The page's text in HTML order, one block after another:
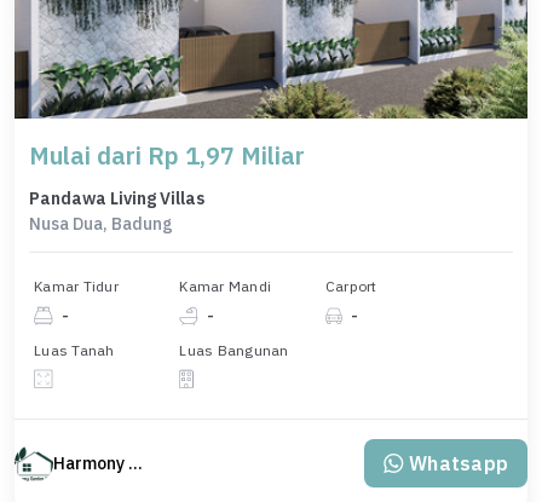
Mulai dari Rp 1,97 Miliar
Pandawa Living Villas
Nusa Dua, Badung
Kamar Tidur
-
Kamar Mandi
-
Carport
-
Luas Tanah Luas Bangunan
Harmony Property Whatsapp